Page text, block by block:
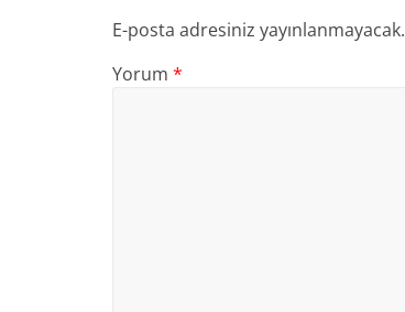
E-posta adresiniz yayınlanmayacak.
Yorum *